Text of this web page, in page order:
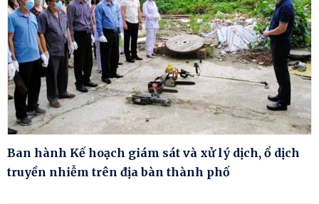
Ban hành Kế hoạch giám sát và xử lý dịch, ổ dịch
truyền nhiễm trên địa bàn thành phố